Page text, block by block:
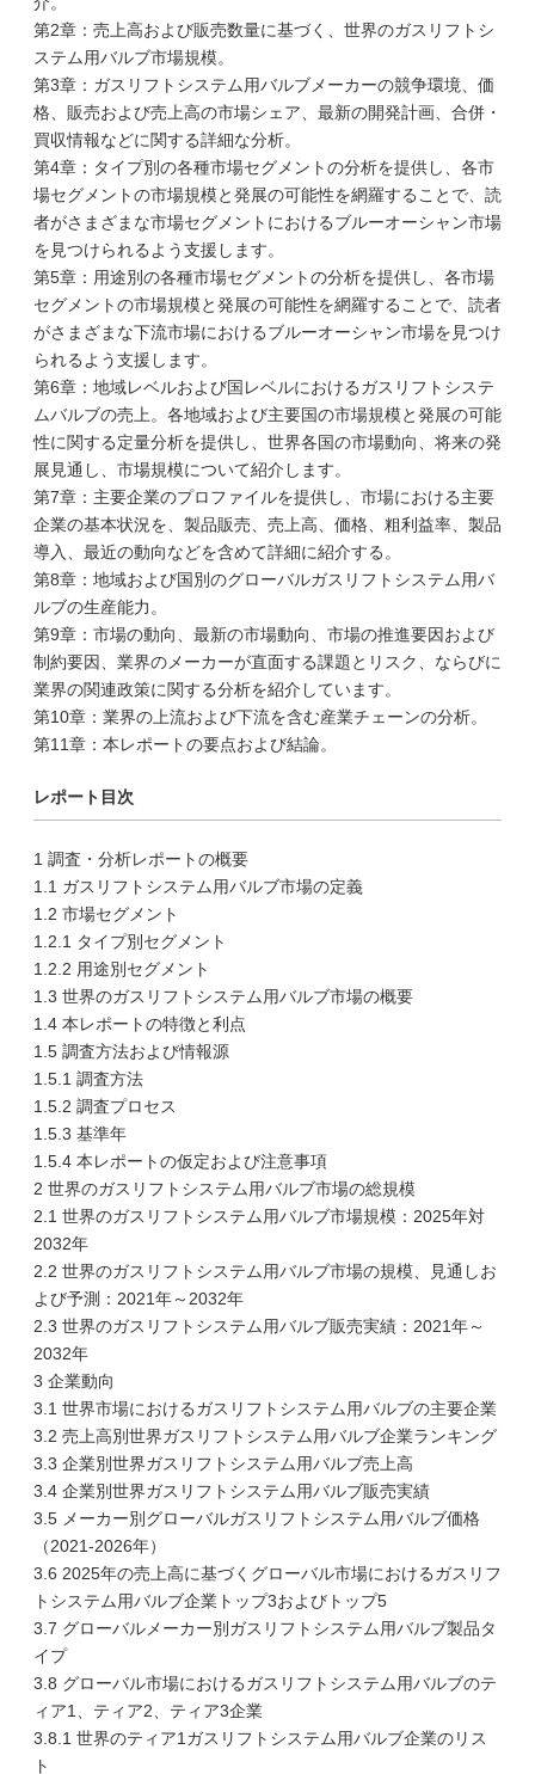
第2章：売上高および販売数量に基づく、世界のガスリフトシ
ステム用バルブ市場規模。
第3章：ガスリフトシステム用バルブメーカーの競争環境、価
格、販売および売上高の市場シェア、最新の開発計画、合併・
買収情報などに関する詳細な分析。
第4章：タイプ別の各種市場セグメントの分析を提供し、各市
場セグメントの市場規模と発展の可能性を網羅することで、読
者がさまざまな市場セグメントにおけるブルーオーシャン市場
を見つけられるよう支援します。
第5章：用途別の各種市場セグメントの分析を提供し、各市場
セグメントの市場規模と発展の可能性を網羅することで、読者
がさまざまな下流市場におけるブルーオーシャン市場を見つけ
られるよう支援します。
第6章：地域レベルおよび国レベルにおけるガスリフトシステ
ムバルブの売上。各地域および主要国の市場規模と発展の可能
性に関する定量分析を提供し、世界各国の市場動向、将来の発
展見通し、市場規模について紹介します。
第7章：主要企業のプロファイルを提供し、市場における主要
企業の基本状況を、製品販売、売上高、価格、粗利益率、製品
導入、最近の動向などを含めて詳細に紹介する。
第8章：地域および国別のグローバルガスリフトシステム用バ
ルブの生産能力。
第9章：市場の動向、最新の市場動向、市場の推進要因および
制約要因、業界のメーカーが直面する課題とリスク、ならびに
業界の関連政策に関する分析を紹介しています。
第10章：業界の上流および下流を含む産業チェーンの分析。
第11章：本レポートの要点および結論。
レポート目次
1 調査・分析レポートの概要
1.1 ガスリフトシステム用バルブ市場の定義
1.2 市場セグメント
1.2.1 タイプ別セグメント
1.2.2 用途別セグメント
1.3 世界のガスリフトシステム用バルブ市場の概要
1.4 本レポートの特徴と利点
1.5 調査方法および情報源
1.5.1 調査方法
1.5.2 調査プロセス
1.5.3 基準年
1.5.4 本レポートの仮定および注意事項
2 世界のガスリフトシステム用バルブ市場の総規模
2.1 世界のガスリフトシステム用バルブ市場規模：2025年対
2032年
2.2 世界のガスリフトシステム用バルブ市場の規模、見通しお
よび予測：2021年～2032年
2.3 世界のガスリフトシステム用バルブ販売実績：2021年～
2032年
3 企業動向
3.1 世界市場におけるガスリフトシステム用バルブの主要企業
3.2 売上高別世界ガスリフトシステム用バルブ企業ランキング
3.3 企業別世界ガスリフトシステム用バルブ売上高
3.4 企業別世界ガスリフトシステム用バルブ販売実績
3.5 メーカー別グローバルガスリフトシステム用バルブ価格
（2021-2026年）
3.6 2025年の売上高に基づくグローバル市場におけるガスリフ
トシステム用バルブ企業トップ3およびトップ5
3.7 グローバルメーカー別ガスリフトシステム用バルブ製品タ
イプ
3.8 グローバル市場におけるガスリフトシステム用バルブのテ
ィア1、ティア2、ティア3企業
3.8.1 世界のティア1ガスリフトシステム用バルブ企業のリス
ト